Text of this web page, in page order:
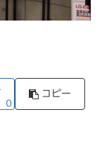
0
コピー